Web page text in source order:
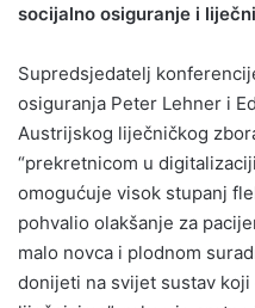
socijalno osiguranje i
Supredsjedatelj
osiguranja Peter Lehner i
Austrijskog liječničkog
“prekretnicom u
omogućuje visok stupanj
pohvalio olakšanje za
malo novca i plodnom
donijeti na svijet sustav